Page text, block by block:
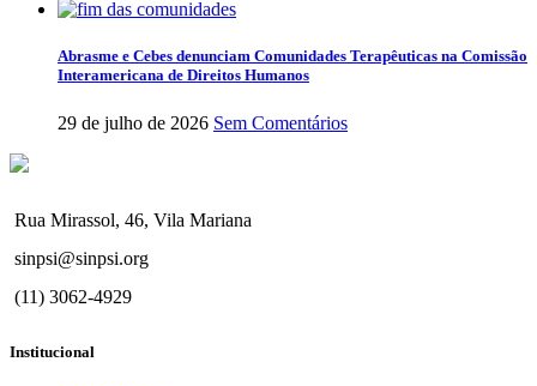
Abrasme e Cebes denunciam Comunidades Terapêuticas na Comissão
Interamericana de Direitos Humanos
29 de julho de 2026 Sem Comentários
Rua Mirassol, 46, Vila Mariana
sinpsi@sinpsi.org
(11) 3062-4929
Institucional